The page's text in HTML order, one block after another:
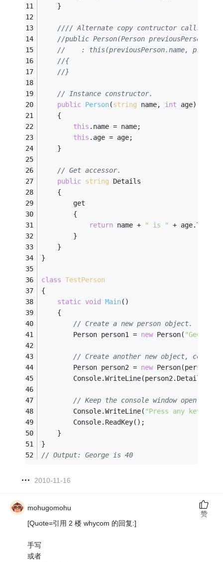
    }
//// Alternate copy contructor calls the
//public Person(Person previousPerson)
//    : this(previousPerson.name,
//{
//}
// Instance constructor.
public Person(string name, int age)
    {
this .name = name;
this .age = age;
    }
// Get accessor.
public string Details
    {
        get
        {
return name + " is "
+
        }
    }
}
class TestPerson
{
static void Main()
    {
// Create a new person object.
        Person person1 =
new Person( "George"
// Create another new object, copying
        Person person2 =
new Person(person1);
        Console.WriteLine(person2.Details);
// Keep the console window open in
        Console.WriteLine(
"Press any key to
        Console.ReadKey();
    }
}
// Output: George is 40
2010-11-16
mohugomohu
[Quote=引用 2 楼 whycom 的回复:]
手写
或者
赞